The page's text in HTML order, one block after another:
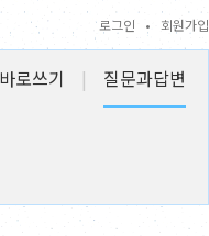
로그인 • 회원가입
로쓰기 | 질문과답변